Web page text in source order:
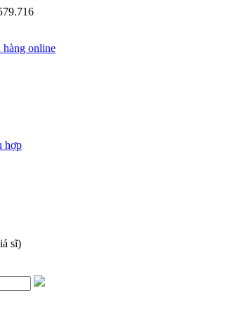
hàng online
hợp
sĩ)